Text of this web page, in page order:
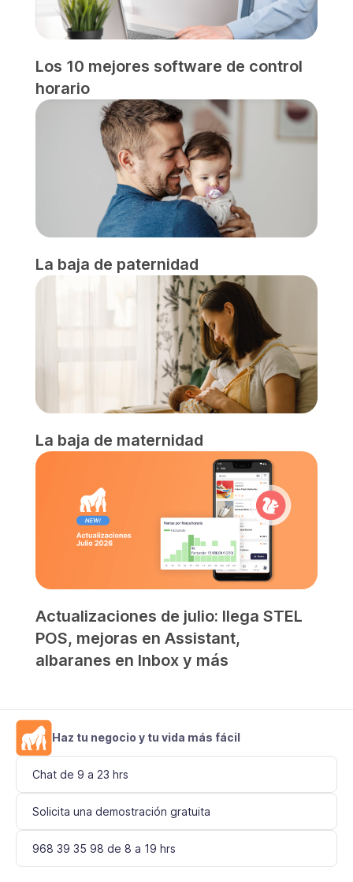
Los 10 mejores software de control
horario
La baja de paternidad
La baja de maternidad
Actualizaciones de julio: llega STEL
POS, mejoras en Assistant,
albaranes en Inbox y más
Haz tu negocio y tu vida más fácil
Chat de 9 a 23 hrs
Solicita una demostración gratuita
968 39 35 98 de 8 a 19 hrs